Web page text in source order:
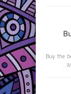
Buy the